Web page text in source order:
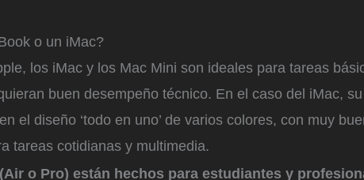
o un iMac?
los iMac y los Mac Mini son ideales para tareas
buen desempeño técnico. En el caso del iMac,
el diseño ‘todo en uno’ de varios colores, con muy
tareas cotidianas y multimedia.
o Pro) están hechos para estudiantes y